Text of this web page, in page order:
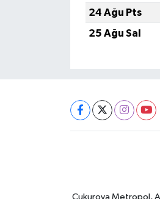
24 Ağu Pts
25 Ağu Sal
Çukurova Metropol,